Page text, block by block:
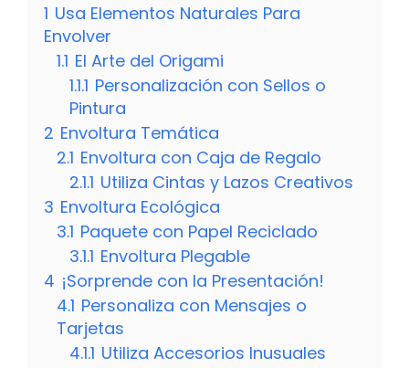
1 Usa Elementos Naturales Para
Envolver
1.1 El Arte del Origami
1.1.1 Personalización con Sellos o
Pintura
2 Envoltura Temática
2.1 Envoltura con Caja de Regalo
2.1.1 Utiliza Cintas y Lazos Creativos
3 Envoltura Ecológica
3.1 Paquete con Papel Reciclado
3.1.1 Envoltura Plegable
4 ¡Sorprende con la Presentación!
4.1 Personaliza con Mensajes o
Tarjetas
4.1.1 Utiliza Accesorios Inusuales